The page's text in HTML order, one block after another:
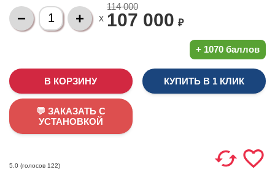
X
114 000
107 000 ₽
+ 1070 баллов
КУПИТЬ В 1 КЛИК
💬 ЗАКАЗАТЬ С
УСТАНОВКОЙ
5.0 (голосов 122)